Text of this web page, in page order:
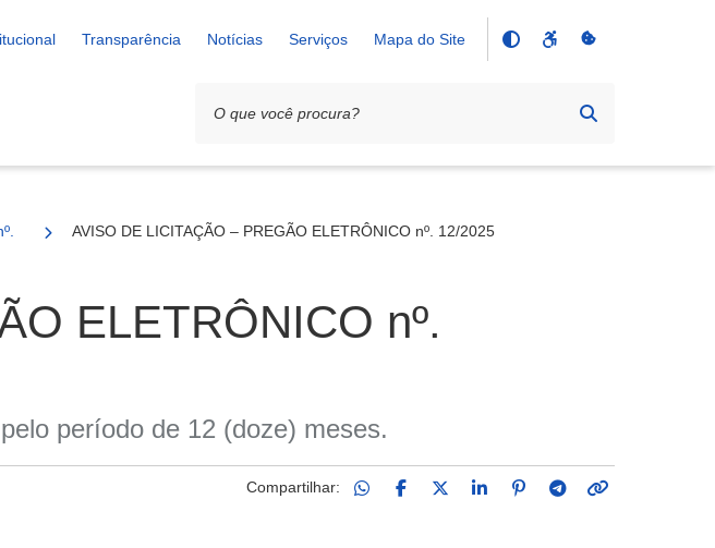
Transparência Notícias Serviços Mapa do Site
12/2025AVISO DE LICITAÇÃO – PREGÃO ELETRÔNICO nº. 12/2025
ELETRÔNICO nº.
período de 12 (doze) meses.
Compartilhar: